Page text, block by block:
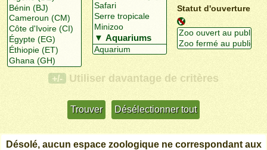
Statut d'ouverture
+/- Utiliser davantage de critères
Désolé, aucun espace zoologique ne correspondant aux